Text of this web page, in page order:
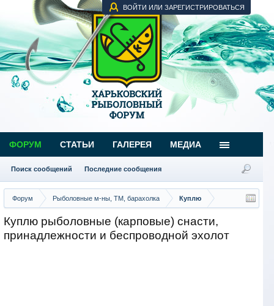
ВОЙТИ ИЛИ ЗАРЕГИСТРИРОВАТЬСЯ
Форум Рыболовные м-ны, ТМ, барахолка Куплю
Куплю рыболовные (карповые) снасти,
принадлежности и беспроводной эхолот
ФОРУМ
Поиск сообщений Последние сообщения
СТАТЬИ ГАЛЕРЕЯ МЕДИА